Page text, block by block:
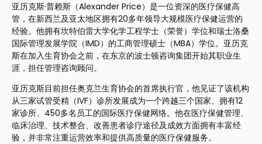
亚历克斯·普赖斯（Alexander Price）是一位资深的医疗保健高
管，在新西兰及亚太地区拥有20多年领导大规模医疗保健运营的
经验。他拥有坎特伯雷大学化学工程学士（荣誉）学位和瑞士洛桑
国际管理发展学院（IMD）的工商管理硕士（MBA）学位。亚历克
斯在加入生育协会之前，在东京的波士顿咨询集团开始其职业生
涯，担任管理咨询顾问。
亚历克斯目前担任奥克兰生育协会的首席执行官，他见证了该机构
从三家试管受精（IVF）诊所发展成为一个跨越三个国家、拥有12
家诊所、450多名员工的国际医疗保健网络。他在医疗保健管理、
临床治理、技术整合、改善患者诊疗途径及成效方面拥有丰富经
验，并非常注重运营效率和提供高质量的医疗保健服务。